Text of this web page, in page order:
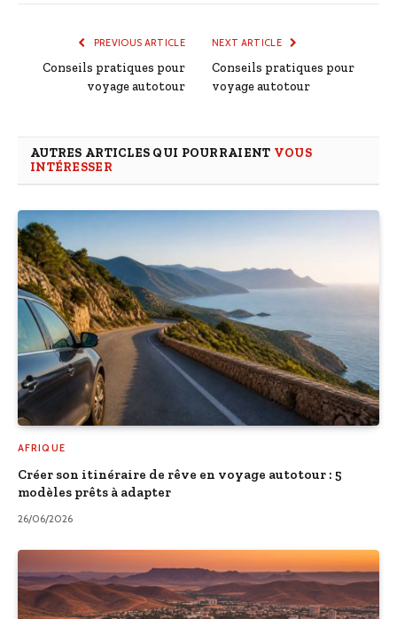
PREVIOUS ARTICLE
Conseils pratiques pour
voyage autotour
NEXT ARTICLE
Conseils pratiques pour
voyage autotour
AUTRES ARTICLES QUI POURRAIENT VOUS
INTÉRESSER
AFRIQUE
Créer son itinéraire de rêve en voyage autotour : 5
modèles prêts à adapter
26/06/2026